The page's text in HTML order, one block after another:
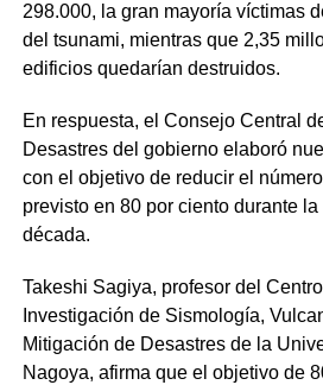
298.000, la gran mayoría víctimas
del tsunami, mientras que 2,35
edificios quedarían destruidos.
En respuesta, el Consejo Central
Desastres del gobierno elaboró
con el objetivo de reducir el
previsto en 80 por ciento durante la
década.
Takeshi Sagiya, profesor del
Investigación de Sismología,
Mitigación de Desastres de la
Nagoya, afirma que el objetivo de